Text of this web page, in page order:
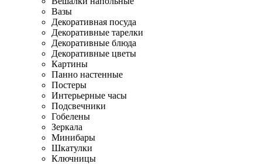
Вазы
Декоративная посуда
Декоративные тарелки
Декоративные блюда
Декоративные цветы
Картины
Панно настенные
Постеры
Интерьерные часы
Подсвечники
Гобелены
Зеркала
Минибары
Шкатулки
Ключницы